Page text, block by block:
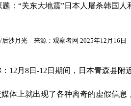
题：“关东大地震”日本人屠杀韩国
后沙月光 来源：观察者网 2025年12月16日
月8日-12日期间，日本青森县附
上就出现了各种离奇的虚假信息